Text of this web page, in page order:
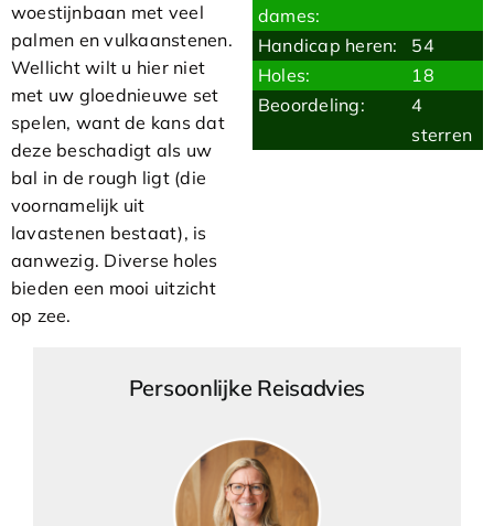
woestijnbaan met veel
palmen en vulkaanstenen.
Wellicht wilt u hier niet
met uw gloednieuwe set
spelen, want de kans dat
deze beschadigt als uw
bal in de rough ligt (die
voornamelijk uit
lavastenen bestaat), is
aanwezig. Diverse holes
bieden een mooi uitzicht
op zee.
dames:
Handicap heren:
54
Holes:
18
Beoordeling:
4
sterren
Persoonlijke Reisadvies